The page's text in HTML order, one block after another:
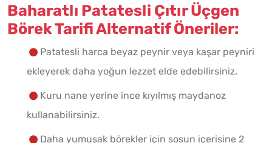
Baharatlı Patatesli Çıtır Üçgen
Börek Tarifi Alternatif Öneriler:
Patatesli harca beyaz peynir veya kaşar peyniri
ekleyerek daha yoğun lezzet elde edebilirsiniz.
Kuru nane yerine ince kıyılmış maydanoz
kullanabilirsiniz.
Daha yumuşak börekler için sosun içerisine 2